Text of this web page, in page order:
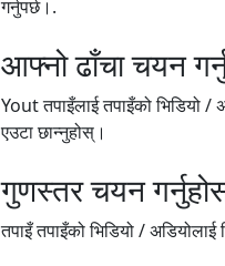
गर्नुपर्छ।.
आफ्नो ढाँचा चयन
Yout तपाइँलाई तपाइँको भिडियो /
एउटा छान्नुहोस्।
गुणस्तर चयन
तपाइँ तपाइँको भिडियो /